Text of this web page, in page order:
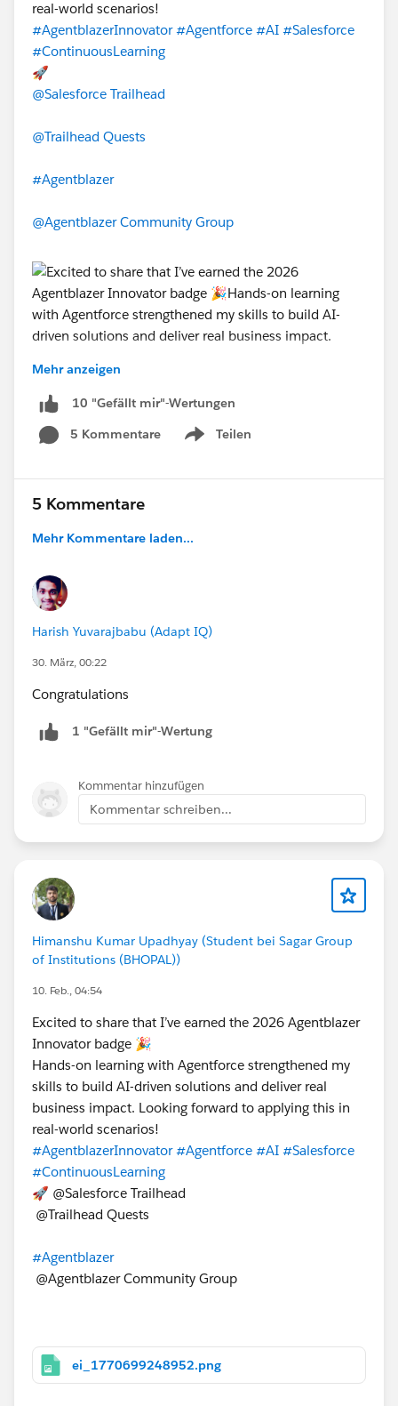
real-world scenarios!
#AgentblazerInnovator #Agentforce #AI #Salesforce
#ContinuousLearning
🚀
@Salesforce Trailhead
@Trailhead Quests
#Agentblazer
@Agentblazer Community Group
Mehr anzeigen
10 "Gefällt mir"-Wertungen
5 Kommentare
Teilen
Show menu
5 Kommentare
Mehr Kommentare laden...
Harish Yuvarajbabu (Adapt IQ)
30. März, 00:22
Congratulations
1 "Gefällt mir"-Wertung
Kommentar hinzufügen
Kommentar schreiben...
Himanshu Kumar Upadhyay (Student bei Sagar Group
of Institutions (BHOPAL))
10. Feb., 04:54
Excited to share that I’ve earned the 2026 Agentblazer
Innovator badge 🎉
Hands-on learning with Agentforce strengthened my
skills to build AI-driven solutions and deliver real
business impact. Looking forward to applying this in
real-world scenarios!
#AgentblazerInnovator #Agentforce #AI #Salesforce
#ContinuousLearning
🚀 @Salesforce Trailhead
@Trailhead Quests
#Agentblazer
@Agentblazer Community Group
ei_1770699248952.png